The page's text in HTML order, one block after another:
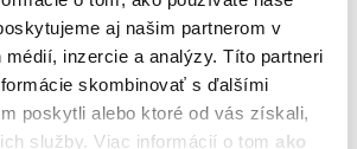
aj našim partnerom v
inzercie a analýzy. Títo partneri
skombinovať s ďalšími
poskytli alebo ktoré od vás získali,
služby. Viac informácií o tom ako
sa riadia Zmluvou o poskytovaní verejne
všetkých jej súčastí, t.j. najmä
verejne dostupných služieb,
Tarify UPC Internet a Tarify jednorazových